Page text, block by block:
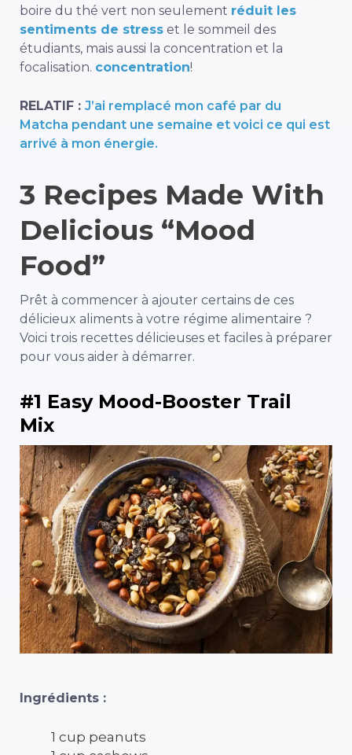
boire du thé vert non seulement réduit les
sentiments de stress et le sommeil des
étudiants, mais aussi la concentration et la
focalisation. concentration!
RELATIF : J’ai remplacé mon café par du
Matcha pendant une semaine et voici ce qui est
arrivé à mon énergie.
3 Recipes Made With
Delicious “Mood
Food”
Prêt à commencer à ajouter certains de ces
délicieux aliments à votre régime alimentaire ?
Voici trois recettes délicieuses et faciles à préparer
pour vous aider à démarrer.
#1 Easy Mood-Booster Trail
Mix
Ingrédients :
1 cup peanuts